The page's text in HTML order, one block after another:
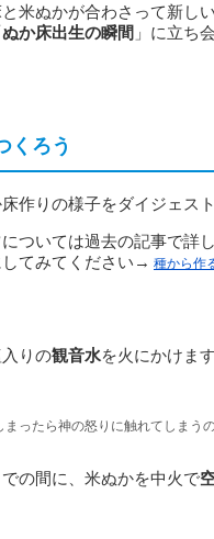
米ぬかが合わさって新し
ぬか床出生の瞬間 」に立ち
くろう
作りの様子をダイジェス
ついては過去の記事で詳
てみてください→ 種から作
りの観音水を火にかけます
まったら神の怒りに触れてしまう
の間に、米ぬかを中火で